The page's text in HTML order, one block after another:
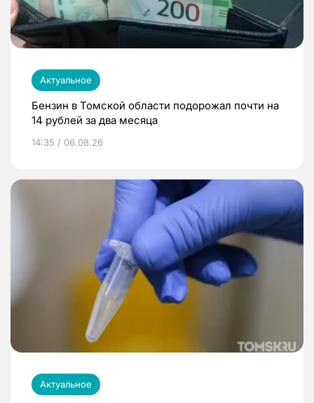
Актуальное
Бензин в Томской области подорожал почти на
14 рублей за два месяца
14:35 / 06.08.26
Актуальное